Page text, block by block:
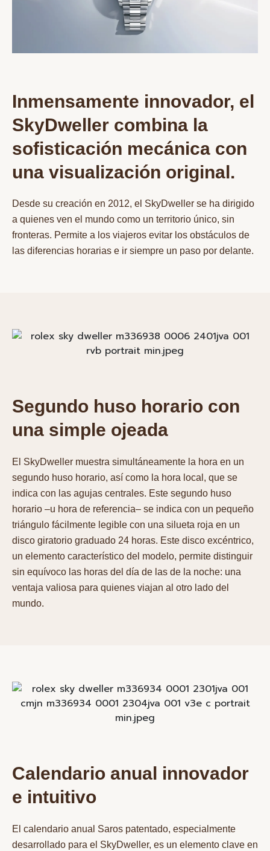
Inmensamente innovador, el
SkyDweller combina la
sofisticación mecánica con
una visualización original.
Desde su creación en 2012, el SkyDweller se ha dirigido
a quienes ven el mundo como un territorio único, sin
fronteras. Permite a los viajeros evitar los obstáculos de
las diferencias horarias e ir siempre un paso por delante.
Segundo huso horario con
una simple ojeada
El SkyDweller muestra simultáneamente la hora en un
segundo huso horario, así como la hora local, que se
indica con las agujas centrales. Este segundo huso
horario –u hora de referencia– se indica con un pequeño
triángulo fácilmente legible con una silueta roja en un
disco giratorio graduado 24 horas. Este disco excéntrico,
un elemento característico del modelo, permite distinguir
sin equívoco las horas del día de las de la noche: una
ventaja valiosa para quienes viajan al otro lado del
mundo.
Calendario anual innovador
e intuitivo
El calendario anual Saros patentado, especialmente
desarrollado para el SkyDweller, es un elemento clave en